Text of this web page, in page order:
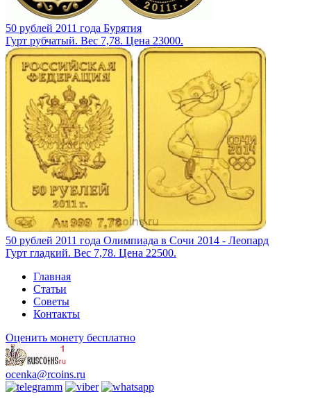
50 рублей 2011 года Бурятия
Гурт рубчатый. Вес 7,78. Цена 23000.
50 рублей 2011 года Олимпиада в Сочи 2014 - Леопард
Гурт гладкий. Вес 7,78. Цена 22500.
Главная
Статьи
Советы
Контакты
Оценить монету бесплатно
ocenka@rcoins.ru